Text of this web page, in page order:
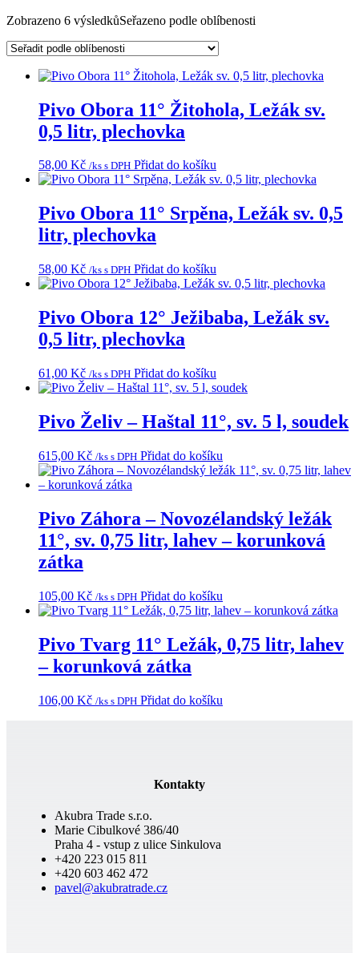
Zobrazeno 6 výsledkůSeřazeno podle oblíbenosti
Pivo Obora 11° Žitohola, Ležák sv.
0,5 litr, plechovka
58,00 Kč /ks s DPH Přidat do košíku
Pivo Obora 11° Srpěna, Ležák sv. 0,5
litr, plechovka
58,00 Kč /ks s DPH Přidat do košíku
Pivo Obora 12° Ježibaba, Ležák sv.
0,5 litr, plechovka
61,00 Kč /ks s DPH Přidat do košíku
Pivo Želiv – Haštal 11°, sv. 5 l, soudek
615,00 Kč /ks s DPH Přidat do košíku
Pivo Záhora – Novozélandský ležák
11°, sv. 0,75 litr, lahev – korunková
zátka
105,00 Kč /ks s DPH Přidat do košíku
Pivo Tvarg 11° Ležák, 0,75 litr, lahev
– korunková zátka
106,00 Kč /ks s DPH Přidat do košíku
Kontakty
Akubra Trade s.r.o.
Marie Cibulkové 386/40
Praha 4 - vstup z ulice Sinkulova
+420 223 015 811
+420 603 462 472
pavel@akubratrade.cz